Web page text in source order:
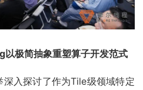
极简抽象重塑算子开发范式
入探讨了作为Tile级领域特定